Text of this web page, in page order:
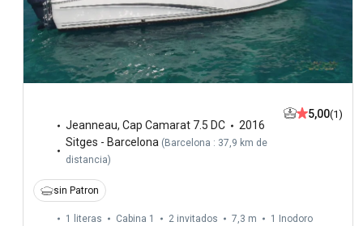
Jeanneau, Cap Camarat 7.5 DC
2016
Sitges - Barcelona ( Barcelona : 37,9 km de
distancia)
5,00(1)
sin Patron
1 literas Cabina 1 2 invitados 7,3 m 1 Inodoro